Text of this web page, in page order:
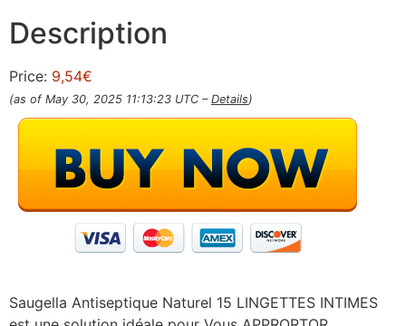
Description
Price: 9,54€
(as of May 30, 2025 11:13:23 UTC – Details)
Saugella Antiseptique Naturel 15 LINGETTES INTIMES